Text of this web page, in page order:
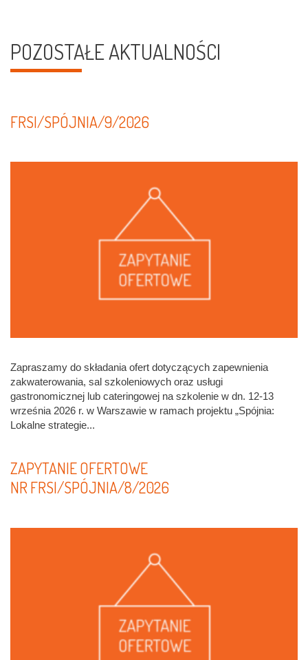
POZOSTAŁE AKTUALNOŚCI
FRSI/SPÓJNIA/9/2026
Zapraszamy do składania ofert dotyczących zapewnienia
zakwaterowania, sal szkoleniowych oraz usługi
gastronomicznej lub cateringowej na szkolenie w dn. 12-13
września 2026 r. w Warszawie w ramach projektu „Spójnia:
Lokalne strategie...
ZAPYTANIE OFERTOWE
NR FRSI/SPÓJNIA/8/2026